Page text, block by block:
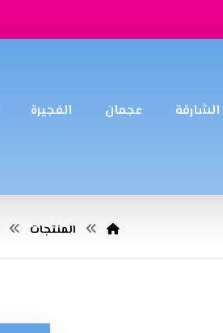
الشارقة عجمان الفجيرة
المنتجات